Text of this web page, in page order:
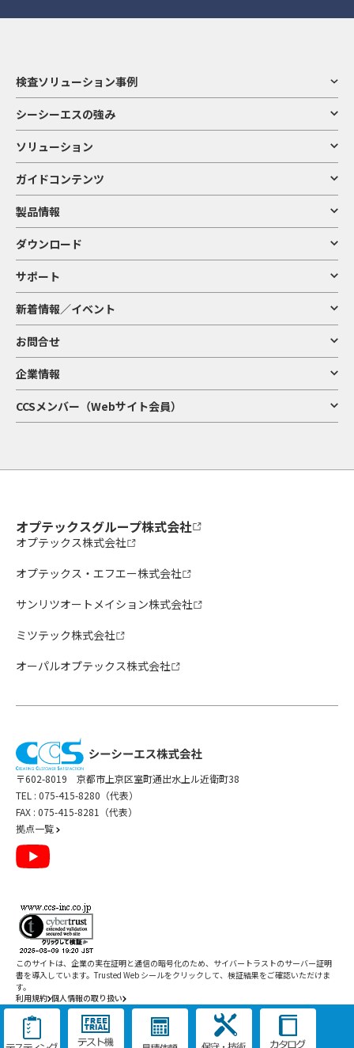
検査ソリューション事例
シーシーエスの強み
ソリューション
ガイドコンテンツ
製品情報
ダウンロード
サポート
新着情報／イベント
お問合せ
企業情報
CCSメンバー（Webサイト会員）
オプテックスグループ株式会社
オプテックス株式会社
オプテックス・エフエー株式会社
サンリツオートメイション株式会社
ミツテック株式会社
オーパルオプテックス株式会社
〒602-8019 京都市上京区室町通出水上ル近衛町38
TEL : 075-415-8280（代表）
FAX : 075-415-8281（代表）
拠点一覧
利用規約 個人情報の取り扱い
Copyright ©
2026CCS Inc. All Rights Reserved.
このサイトは、企業の実在証明と通信の暗号化のため、サイバートラストのサーバー証明
書を導入しています。Trusted Web シールをクリックして、検証結果をご確認いただけま
す。